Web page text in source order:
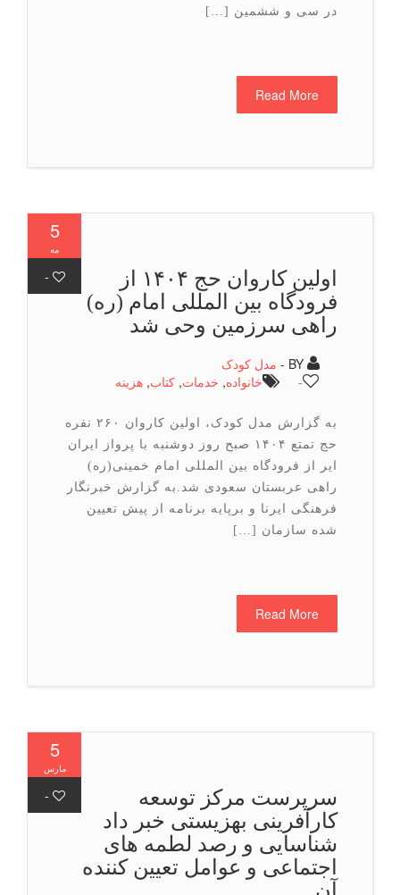
در سی و ششمین […]
Read More
اولین کاروان حج ۱۴۰۴ از
فرودگاه بین المللی امام (ره)
راهی سرزمین وحی شد
مدل کودک
خانواده,خدمات, كتاب,هزینه
به گزارش مدل کودک، اولین کاروان ۲۶۰ نفره
حج تمتع ۱۴۰۴ صبح روز دوشنبه با پرواز ایران
ایر از فرودگاه بین المللی امام خمینی(ره)
راهی عربستان سعودی شد.به گزارش خبرنگار
فرهنگی ایرنا و برپایه برنامه از پیش تعیین
شده سازمان […]
Read More
سرپرست مركز توسعه
كارآفرینی بهزیستی خبر داد
شناسایی و رصد لطمه های
اجتماعی و عوامل تعیین کننده